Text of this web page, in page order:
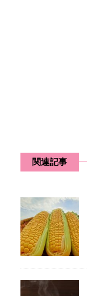
関連記事